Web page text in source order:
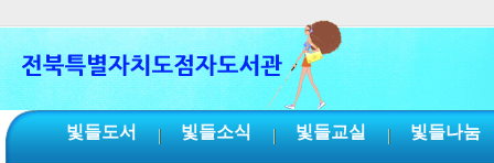
빛들도서 빛들소식 빛들교실 빛들나눔